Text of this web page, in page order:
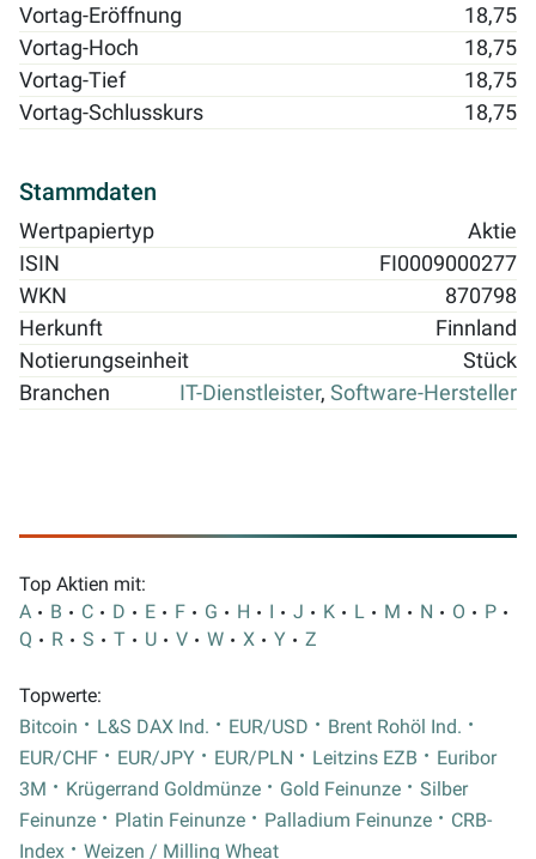
Vortag-Eröffnung
18,75
Vortag-Hoch
18,75
Vortag-Tief
18,75
Vortag-Schlusskurs
18,75
Stammdaten
Wertpapiertyp
Aktie
ISIN
FI0009000277
WKN
870798
Herkunft
Finnland
Notierungseinheit
Stück
Branchen
IT-Dienstleister, Software-Hersteller
Top Aktien mit:
A
B C D E F G H I J K L M N O
P
Q
R S T U V W X Y Z
Topwerte:
Bitcoin
L&S DAX Ind. EUR/USD
Brent Rohöl Ind.
EUR/CHF
EUR/JPY EUR/PLN Leitzins EZB
Euribor
3M
Krügerrand Goldmünze Gold Feinunze
Silber
Feinunze
Platin Feinunze Palladium Feinunze
CRB-
Index
Weizen / Milling Wheat